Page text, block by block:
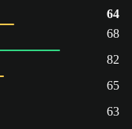
64
68
82
65
63